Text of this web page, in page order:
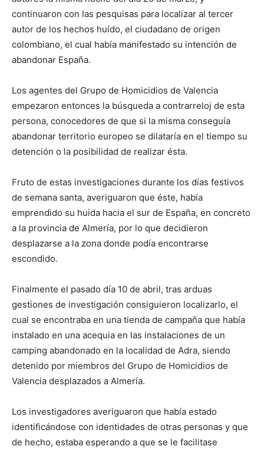
continuaron con las pesquisas para localizar al tercer
autor de los hechos huído, el ciudadano de origen
colombiano, el cual había manifestado su intención de
abandonar España.
Los agentes del Grupo de Homicidios de Valencia
empezaron entonces la búsqueda a contrarreloj de esta
persona, conocedores de que si la misma conseguía
abandonar territorio europeo se dilataría en el tiempo su
detención o la posibilidad de realizar ésta.
Fruto de estas investigaciones durante los días festivos
de semana santa, averiguaron que éste, había
emprendido su huida hacia el sur de España, en concreto
a la provincia de Almería, por lo que decidieron
desplazarse a la zona donde podía encontrarse
escondido.
Finalmente el pasado día 10 de abril, tras arduas
gestiones de investigación consiguieron localizarlo, el
cual se encontraba en una tienda de campaña que había
instalado en una acequia en las instalaciones de un
camping abandonado en la localidad de Adra, siendo
detenido por miembros del Grupo de Homicidios de
Valencia desplazados a Almería.
Los investigadores averiguaron que había estado
identificándose con identidades de otras personas y que
de hecho, estaba esperando a que se le facilitase